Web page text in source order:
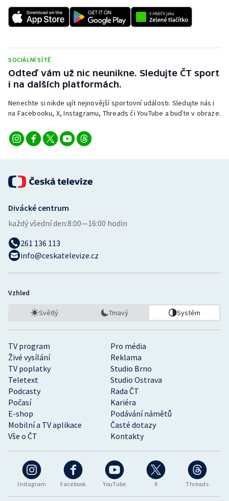
Sportovní střelba
Stolní tenis
Triatlon
Veslování
Volejbal
SOCIÁLNÍ SÍTĚ
Odteď vám už nic neunikne. Sledujte ČT sport
i na dalších platformách.
Nenechte si nikde ujít nejnovější sportovní události. Sledujte nás i
na Facebooku, X, Instagramu, Threads či YouTube a buďte v obraze.
Instagram Facebook YouTube X Threads
TV program
Pro média
Živé vysílání
Reklama
TV poplatky
Studio Brno
Teletext
Studio Ostrava
Podcasty
Rada ČT
Počasí
Kariéra
E-shop
Podávání námětů
Mobilní a TV aplikace
Časté dotazy
Vše o ČT
Kontakty
Divácké centrum
každý všední den:8:00—16:00 hodin
261 136 113
info@ceskatelevize.cz
Vzhled
Světlý Tmavý Systém